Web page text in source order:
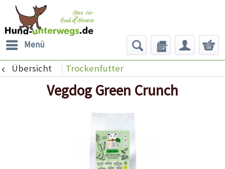
Menü
Übersicht Trockenfutter
Vegdog Green Crunch